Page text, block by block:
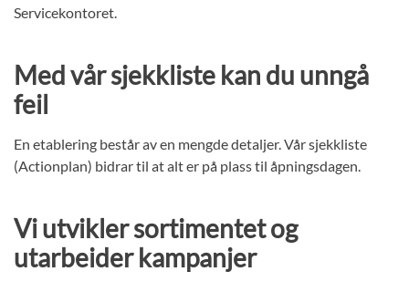
Servicekontoret.
Med vår sjekkliste kan du unngå
feil
En etablering består av en mengde detaljer. Vår sjekkliste
(Actionplan) bidrar til at alt er på plass til åpningsdagen.
Vi utvikler sortimentet og
utarbeider kampanjer